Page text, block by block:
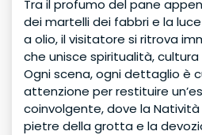
Tra il profumo del pane
dei martelli dei fabbri e la
a olio, il visitatore si ritrova
che unisce spiritualità,
Ogni scena, ogni dettaglio è
attenzione per restituire
coinvolgente, dove la
pietre della grotta e la